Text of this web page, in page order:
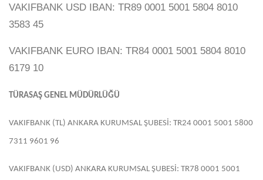
VAKIFBANK USD IBAN: TR89 0001 5001 5804 8010
3583 45
VAKIFBANK EURO IBAN: TR84 0001 5001 5804 8010
6179 10
TÜRASAŞ GENEL MÜDÜRLÜĞÜ
VAKIFBANK (TL) ANKARA KURUMSAL ŞUBESİ: TR24 0001 5001 5800
7311 9601 96
VAKIFBANK (USD) ANKARA KURUMSAL ŞUBESİ: TR78 0001 5001